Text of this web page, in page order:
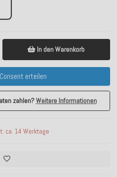
In den Warenkorb
Consent erteilen
zahlen?Weitere Informationen
ca. 14 Werktage